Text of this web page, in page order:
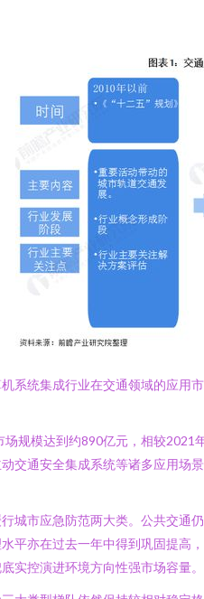
系统集成行业在交通领域的应
规模达到约890亿元，相较
交通安全集成系统等诸多应用
城市应急防范两大类。公共交
平亦在过去一年中得到巩固提
实控演进环境方向性强市场容量。